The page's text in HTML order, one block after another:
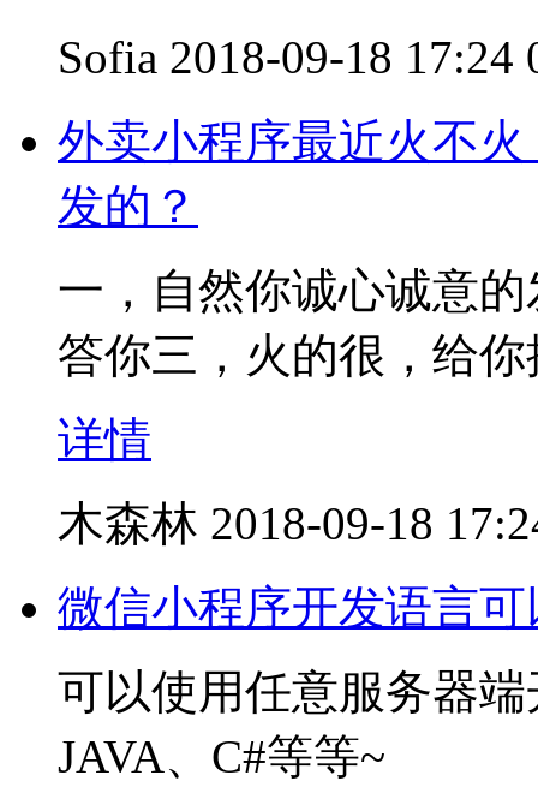
Sofia 2018-09-18 17:24
外卖小程序最近火不
发的？
一，自然你诚心诚意
答你三，火的很，给
详情
木森林 2018-09-18
微信小程序开发语言
可以使用任意服务器
JAVA、C#等等~